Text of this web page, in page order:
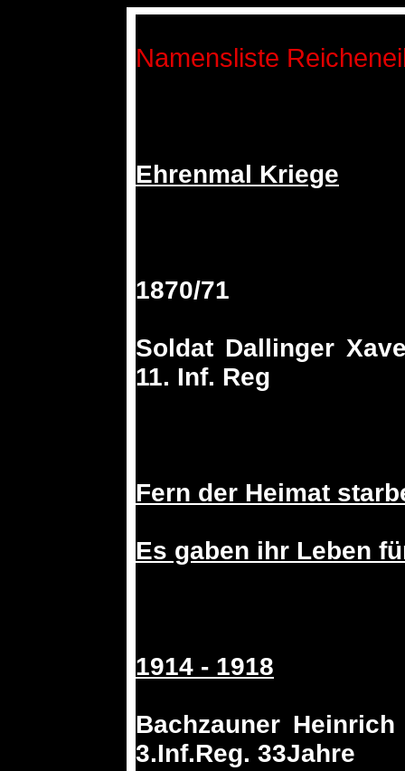
Namensliste
Ehrenmal Kriege
1870/71
Soldat Dallinger
11. Inf. Reg
Fern der Heimat
Es gaben ihr Leben
1914 - 1918
Bachzauner
3.Inf.Reg. 33Jahre